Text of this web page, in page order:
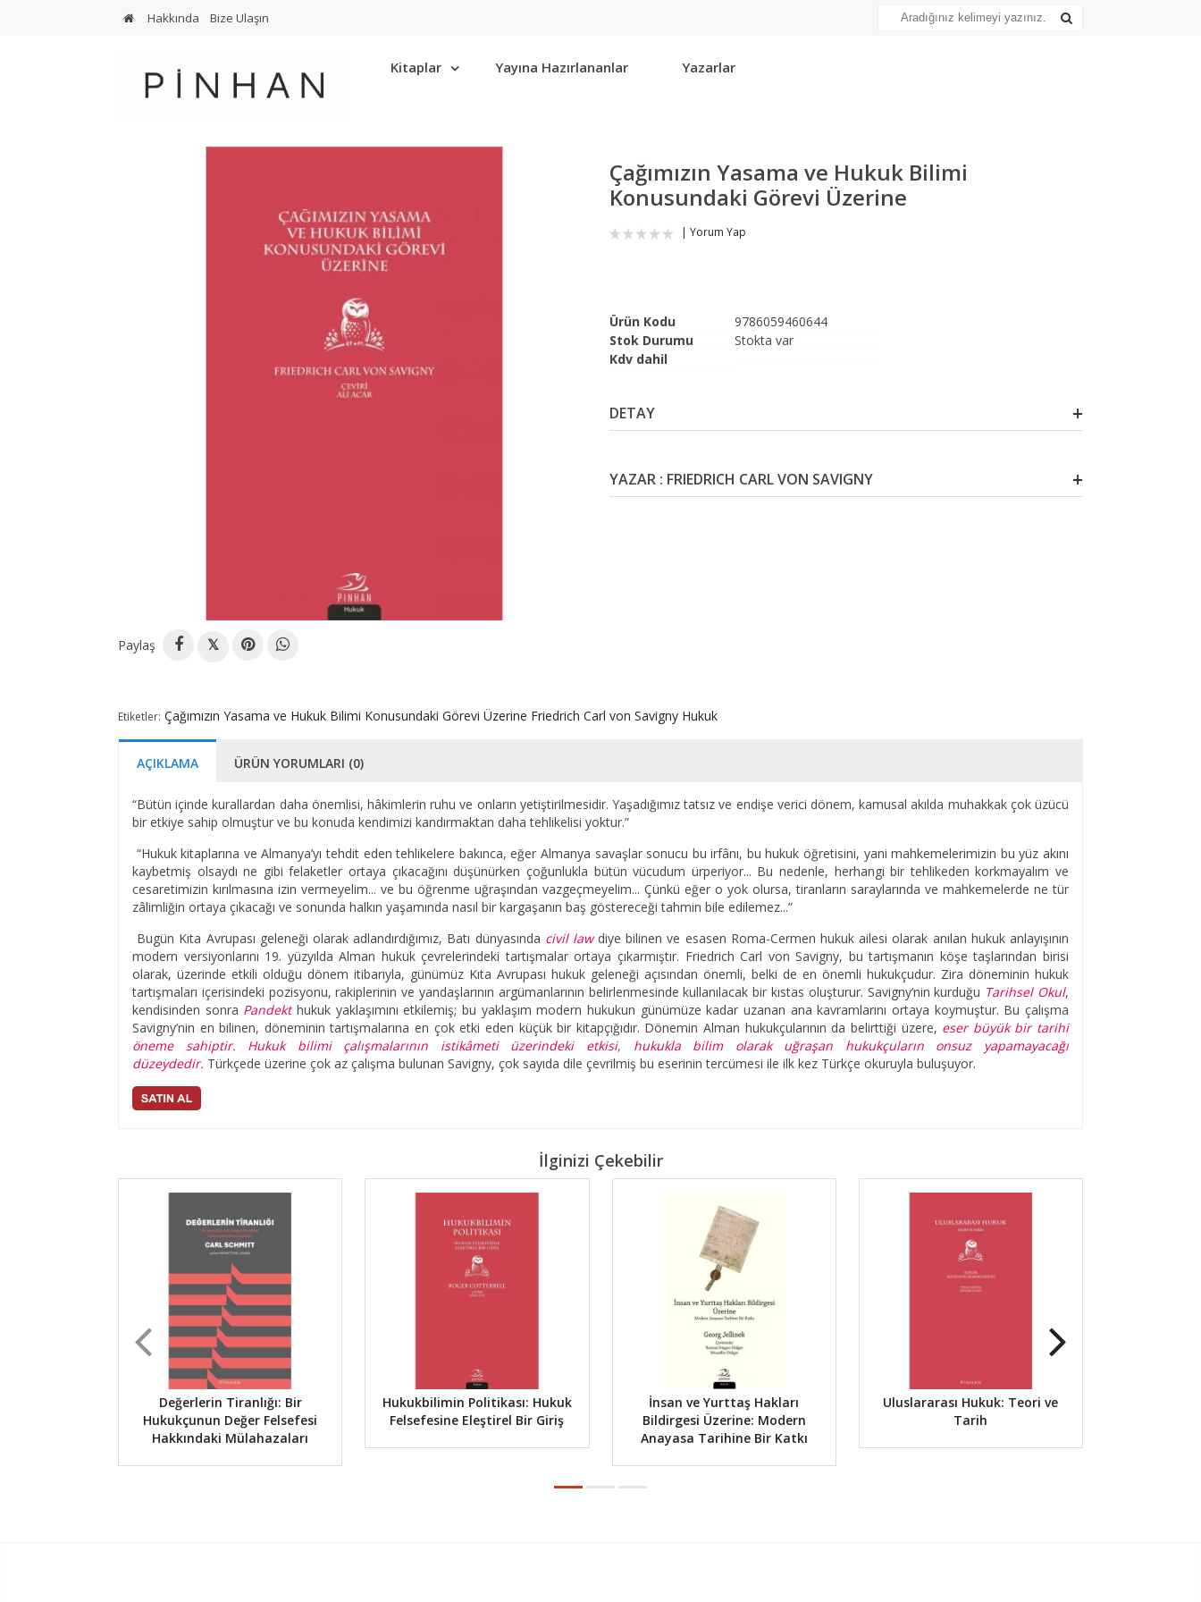
Hakkında Bize Ulaşın
Kitaplar Yayına Hazırlananlar Yazarlar
Paylaş 𝕏
Çağımızın Yasama ve Hukuk Bilimi
Konusundaki Görevi Üzerine
Yorum Yap
Ürün Kodu
9786059460644
Stok Durumu
Stokta var
Kdv dahil
DETAY
YAZAR : FRIEDRICH CARL VON SAVIGNY
Etiketler: Çağımızın Yasama ve Hukuk Bilimi Konusundaki Görevi Üzerine Friedrich Carl von Savigny Hukuk
AÇIKLAMA ÜRÜN YORUMLARI (0)
“Bütün içinde kurallardan daha önemlisi, hâkimlerin ruhu ve onların yetiştirilmesidir. Yaşadığımız tatsız ve endişe verici dönem, kamusal akılda muhakkak çok üzücü
bir etkiye sahip olmuştur ve bu konuda kendimizi kandırmaktan daha tehlikelisi yoktur.”
“Hukuk kitaplarına ve Almanya’yı tehdit eden tehlikelere bakınca, eğer Almanya savaşlar sonucu bu irfânı, bu hukuk öğretisini, yani mahkemelerimizin bu yüz akını
kaybetmiş olsaydı ne gibi felaketler ortaya çıkacağını düşünürken çoğunlukla bütün vücudum ürperiyor... Bu nedenle, herhangi bir tehlikeden korkmayalım ve
cesaretimizin kırılmasına izin vermeyelim... ve bu öğrenme uğraşından vazgeçmeyelim... Çünkü eğer o yok olursa, tiranların saraylarında ve mahkemelerde ne tür
zâlimliğin ortaya çıkacağı ve sonunda halkın yaşamında nasıl bir kargaşanın baş göstereceği tahmin bile edilemez...”
Bugün Kıta Avrupası geleneği olarak adlandırdığımız, Batı dünyasında civil lawdiye bilinen ve esasen Roma-Cermen hukuk ailesi olarak anılan hukuk anlayışının
modern versiyonlarını 19. yüzyılda Alman hukuk çevrelerindeki tartışmalar ortaya çıkarmıştır. Friedrich Carl von Savigny, bu tartışmanın köşe taşlarından birisi
olarak, üzerinde etkili olduğu dönem itibarıyla, günümüz Kıta Avrupası hukuk geleneği açısından önemli, belki de en önemli hukukçudur. Zira döneminin hukuk
tartışmaları içerisindeki pozisyonu, rakiplerinin ve yandaşlarının argümanlarının belirlenmesinde kullanılacak bir kıstas oluşturur. Savigny’nin kurduğu Tarihsel Okul,
kendisinden sonra Pandekthukuk yaklaşımını etkilemiş; bu yaklaşım modern hukukun günümüze kadar uzanan ana kavramlarını ortaya koymuştur. Bu çalışma
Savigny’nin en bilinen, döneminin tartışmalarına en çok etki eden küçük bir kitapçığıdır. Dönemin Alman hukukçularının da belirttiği üzere, eser büyük bir tarihi
öneme sahiptir. Hukuk bilimi çalışmalarının istikâmeti üzerindeki etkisi, hukukla bilim olarak uğraşan hukukçuların onsuz yapamayacağı
düzeydedir. Türkçede üzerine çok az çalışma bulunan Savigny, çok sayıda dile çevrilmiş bu eserinin tercümesi ile ilk kez Türkçe okuruyla buluşuyor.
İlginizi Çekebilir
Değerlerin Tiranlığı: Bir
Hukukçunun Değer Felsefesi
Hakkındaki Mülahazaları
Hukukbilimin Politikası: Hukuk
Felsefesine Eleştirel Bir Giriş
İnsan ve Yurttaş Hakları
Bildirgesi Üzerine: Modern
Anayasa Tarihine Bir Katkı
Uluslararası Hukuk: Teori ve
Tarih